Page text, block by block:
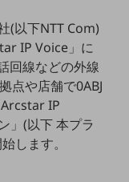
(以下NTT Com)
IP Voice」に
回線などの外線
点や店舗で0ABJ
IP
」(以下 本プラ
します。